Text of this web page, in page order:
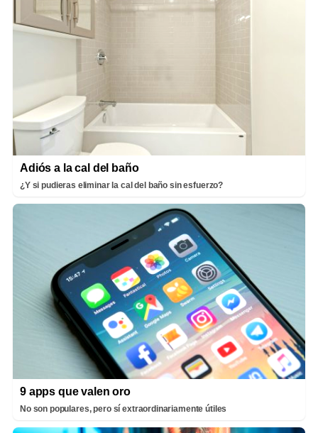
Adiós a la cal del baño
¿Y si pudieras eliminar la cal del baño sin esfuerzo?
9 apps que valen oro
No son populares, pero sí extraordinariamente útiles